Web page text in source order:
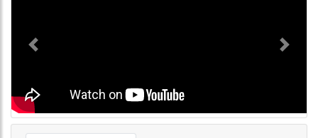
Previous Next